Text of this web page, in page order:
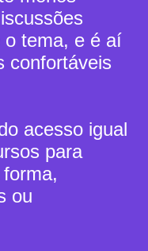
o tema, e é aí
confortáveis
acesso igual
para
ou